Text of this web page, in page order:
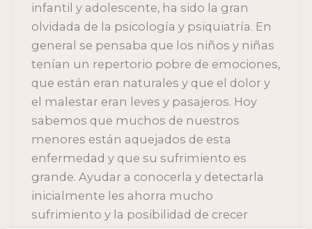
infantil y adolescente, ha sido la gran
olvidada de la psicología y psiquiatría. En
general se pensaba que los niños y niñas
tenían un repertorio pobre de emociones,
que están eran naturales y que el dolor y
el malestar eran leves y pasajeros. Hoy
sabemos que muchos de nuestros
menores están aquejados de esta
enfermedad y que su sufrimiento es
grande. Ayudar a conocerla y detectarla
inicialmente les ahorra mucho
sufrimiento y la posibilidad de crecer